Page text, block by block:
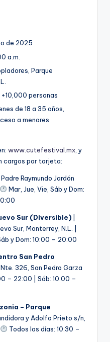
de 2025
a.m.
Parque
+10,000 personas
de 18 a 35 años,
a menores
www.cutefestival.mx , y
cargos por tarjeta:
Raymundo Jardón
Mar, Jue, Vie, Sáb y Dom:
Sur (Diversible)
Sur, Monterrey, N.L. |
y Dom: 10:00 – 20:00
San Pedro
326, San Pedro Garza
– 22:00 | Sáb: 10:00 –
– Parque
y Adolfo Prieto s/n,
Todos los días: 10:30 –